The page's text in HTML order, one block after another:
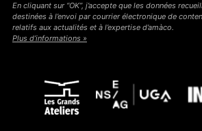
En cliquant sur “OK”, j’accepte que les données
destinées à l’envoi par courrier électronique de
relatifs aux actualités et à l’expertise d’amàco.
Plus d’informations »